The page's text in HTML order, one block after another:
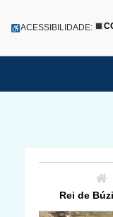
para
ACESSIBILIDADE:
Rei de